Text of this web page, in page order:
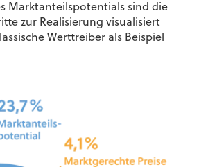
Marktanteilspotentials sind die
zur Realisierung visualisiert
Werttreiber als Beispiel